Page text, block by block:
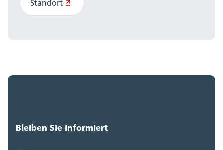
Standort
Bleiben Sie informiert